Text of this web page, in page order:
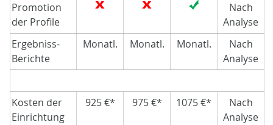
Promotion
der Profile
Nach
Analyse
Ergebniss-
Berichte
Monatl. Monatl. Monatl.
Nach
Analyse
Kosten der
Einrichtung
925 €* 975 €* 1075 €*
Nach
Analyse